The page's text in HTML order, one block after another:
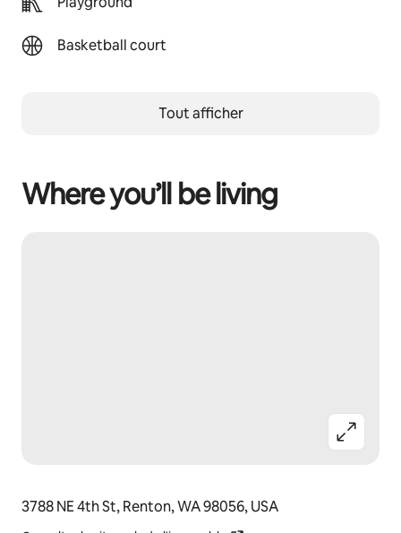
Basketball court
Tout afficher
Where you’ll be living
3788 NE 4th St, Renton, WA 98056, USA